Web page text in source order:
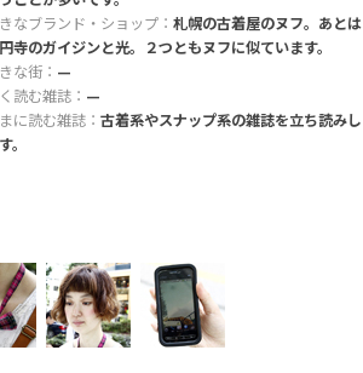
なブランド・ショップ： 札幌の古着屋のヌフ。あとは
寺のガイジンと光。２つともヌフに似ています。
な街： —
読む雑誌： —
に読む雑誌： 古着系やスナップ系の雑誌を立ち読みし
。